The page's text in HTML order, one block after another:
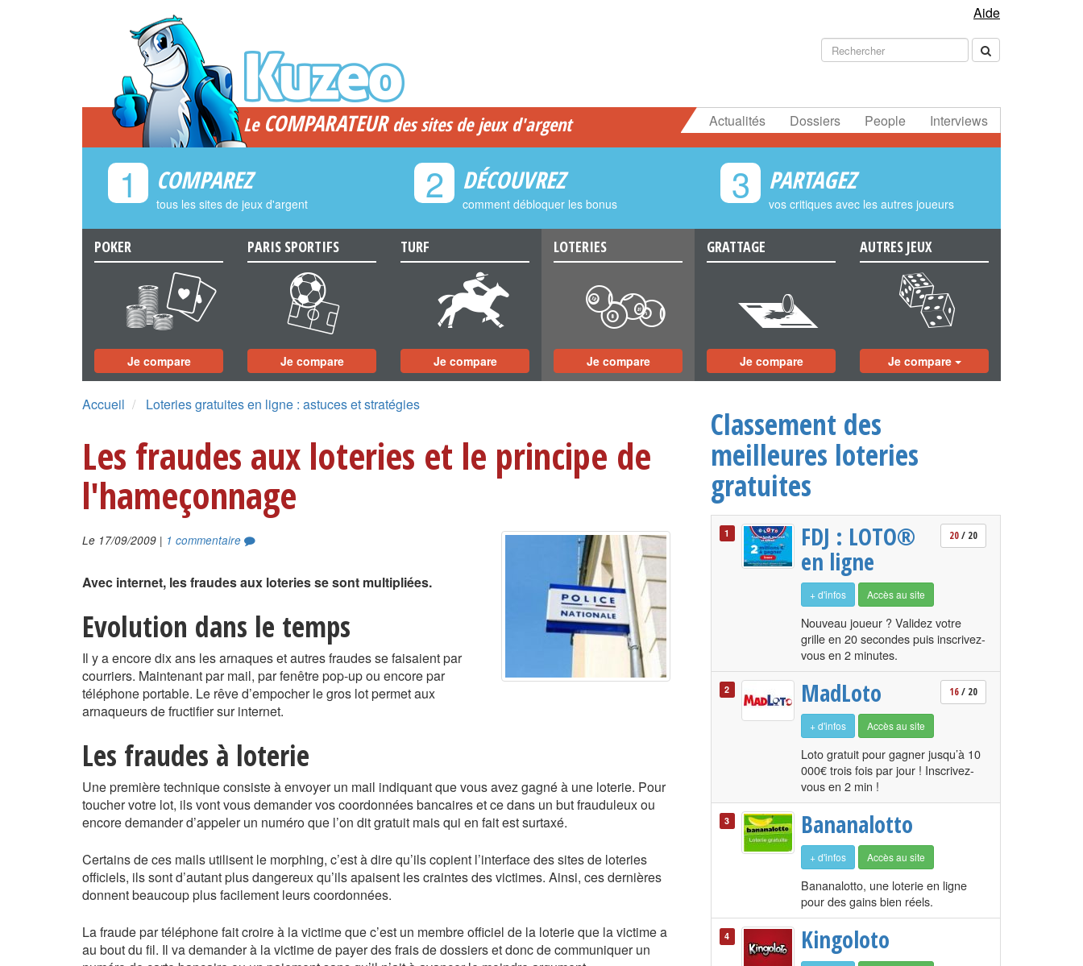
Aide
Le COMPARATEURdes sites de jeux d'argent Actualités Dossiers People Interviews
1 COMPAREZ
tous les sites de jeux d'argent 2 DÉCOUVREZ
comment débloquer les bonus 3 PARTAGEZ
vos critiques avec les autres joueurs
POKER
a
Je compare
PARIS SPORTIFS
b
Je compare
TURF
d
Je compare
LOTERIES
c
Je compare
GRATTAGE
e
Je compare
AUTRES JEUX
f
Je compare
Accueil Loteries gratuites en ligne : astuces et stratégies
Les fraudes aux loteries et le principe de
l'hameçonnage
Le 17/09/2009 | 1 commentaire
Avec internet, les fraudes aux loteries se sont multipliées.
Evolution dans le temps
Il y a encore dix ans les arnaques et autres fraudes se faisaient par
courriers. Maintenant par mail, par fenêtre pop-up ou encore par
téléphone portable. Le rêve d’empocher le gros lot permet aux
arnaqueurs de fructifier sur internet.
Les fraudes à loterie
Une première technique consiste à envoyer un mail indiquant que vous avez gagné à une loterie. Pour
toucher votre lot, ils vont vous demander vos coordonnées bancaires et ce dans un but frauduleux ou
encore demander d’appeler un numéro que l’on dit gratuit mais qui en fait est surtaxé.
Certains de ces mails utilisent le morphing, c’est à dire qu’ils copient l’interface des sites de loteries
officiels, ils sont d’autant plus dangereux qu’ils apaisent les craintes des victimes. Ainsi, ces dernières
donnent beaucoup plus facilement leurs coordonnées.
La fraude par téléphone fait croire à la victime que c’est un membre officiel de la loterie que la victime a
au bout du fil. Il va demander à la victime de payer des frais de dossiers et donc de communiquer un
Classement des
meilleures loteries
gratuites
1 FDJ : LOTO®
en ligne
20/ 20
+ d'infos Accès au site
Nouveau joueur ? Validez votre
grille en 20 secondes puis inscrivez-
vous en 2 minutes.
2 MadLoto 16/ 20
+ d'infos Accès au site
Loto gratuit pour gagner jusqu’à 10
000€ trois fois par jour ! Inscrivez-
vous en 2 min !
3 Bananalotto
+ d'infos Accès au site
Bananalotto, une loterie en ligne
pour des gains bien réels.
4 Kingoloto